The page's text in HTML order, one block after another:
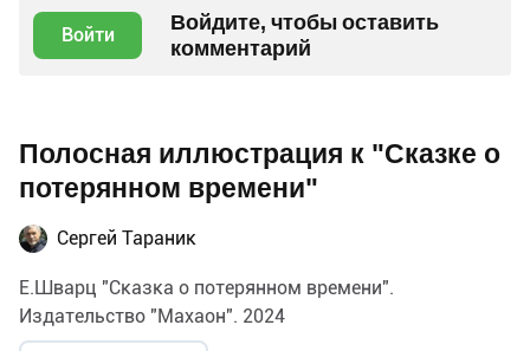
Войти
Войдите, чтобы оставить
комментарий
Полосная иллюстрация к "Сказке о
потерянном времени"
Сергей Тараник
Е.Шварц "Сказка о потерянном времени".
Издательство "Махаон". 2024